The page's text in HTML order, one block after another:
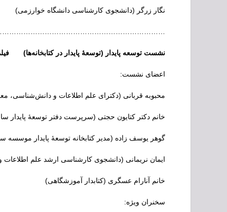
نگار زرگر (دانشجوی کارشناسی دانشگاه خوارزمی)
نشست توسعه پایدار (توسعۀ پایدار در
اعضای نشست:
محبوبه قربانی (دکترای علم اطلاعات و دانش‌شناسی،
خانم دکتر کتایون حجتی (سرپرست دفتر توسعۀ
گوهر یوسف زاده (مدیر کتابخانه توسعۀ پایدار موسسه
ایمان نریمانی (دانشجوی کارشناسی ارشد علم
خانم آنارام عسگری (کتابدار آموزشگاهی)
سخنران ویژه: